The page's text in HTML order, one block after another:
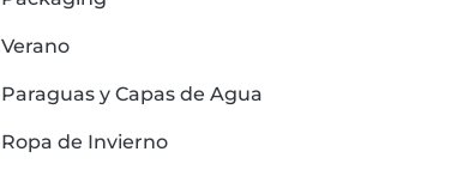
Verano
Paraguas y Capas de Agua
Ropa de Invierno